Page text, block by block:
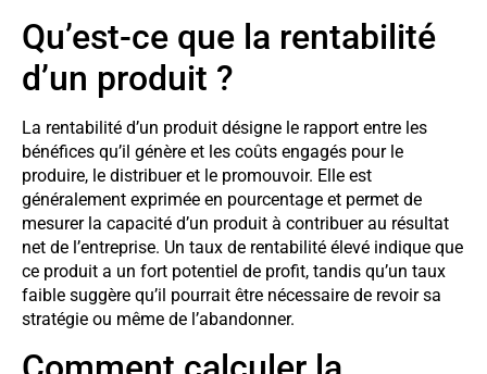
Qu’est-ce que la rentabilité
d’un produit ?
La rentabilité d’un produit désigne le rapport entre les
bénéfices qu’il génère et les coûts engagés pour le
produire, le distribuer et le promouvoir. Elle est
généralement exprimée en pourcentage et permet de
mesurer la capacité d’un produit à contribuer au résultat
net de l’entreprise. Un taux de rentabilité élevé indique que
ce produit a un fort potentiel de profit, tandis qu’un taux
faible suggère qu’il pourrait être nécessaire de revoir sa
stratégie ou même de l’abandonner.